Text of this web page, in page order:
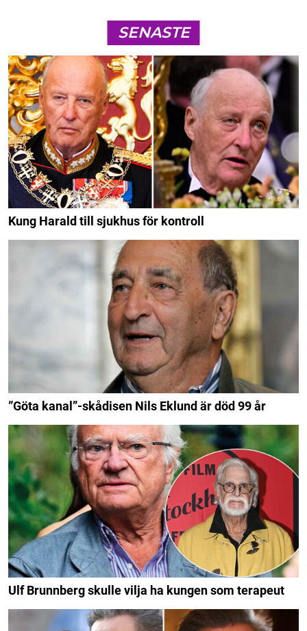
SENASTE
Kung Harald till sjukhus för kontroll
”Göta kanal”-skådisen Nils Eklund är död 99 år
Ulf Brunnberg skulle vilja ha kungen som terapeut